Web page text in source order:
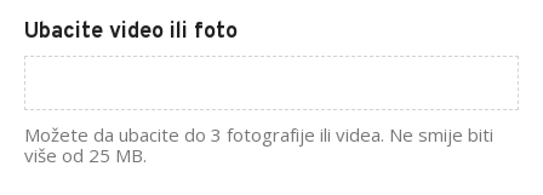
Ubacite video ili foto
Možete da ubacite do 3 fotografije ili videa. Ne smije biti
više od 25 MB.